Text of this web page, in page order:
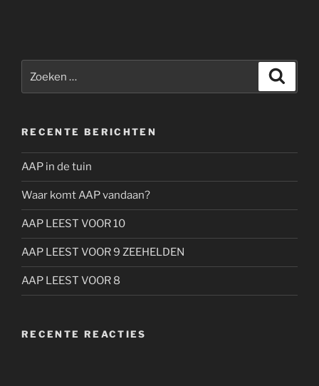
RECENTE BERICHTEN
AAP in de tuin
Waar komt AAP vandaan?
AAP LEEST VOOR 10
AAP LEEST VOOR 9 ZEEHELDEN
AAP LEEST VOOR 8
RECENTE REACTIES